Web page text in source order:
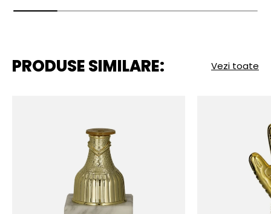
PRODUSE SIMILARE: Vezi toate